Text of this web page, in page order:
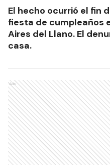
El hecho ocurrió el fin
fiesta de cumpleaños
Aires del Llano. El
casa.
Ads